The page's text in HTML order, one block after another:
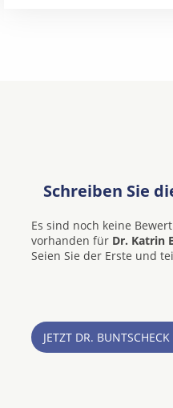
Schreiben Sie
Es sind noch keine
vorhanden für Dr. Katrin
Seien Sie der Erste und
JETZT DR.